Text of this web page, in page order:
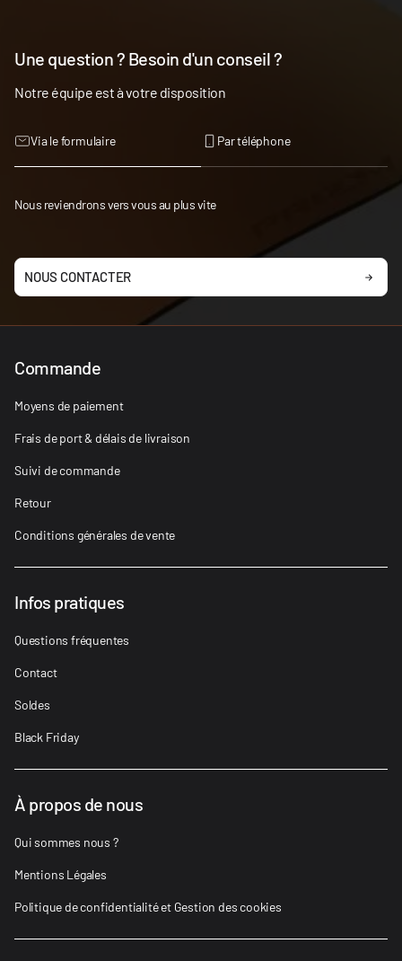
Une question ? Besoin d'un conseil ?
Notre équipe est à votre disposition
Via le formulaire Par téléphone
Nous reviendrons vers vous au plus vite
NOUS CONTACTER
Commande
Moyens de paiement
Frais de port & délais de livraison
Suivi de commande
Retour
Conditions générales de vente
Infos pratiques
Questions fréquentes
Contact
Soldes
Black Friday
À propos de nous
Qui sommes nous ?
Mentions Légales
Politique de confidentialité et Gestion des cookies